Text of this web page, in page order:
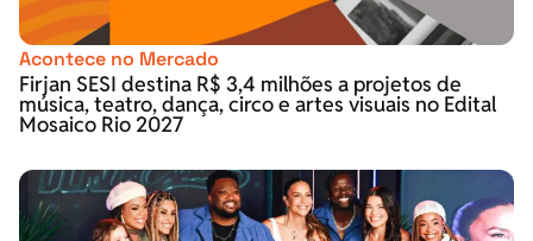
Acontece no Mercado
Firjan SESI destina R$ 3,4 milhões a projetos de
música, teatro, dança, circo e artes visuais no Edital
Mosaico Rio 2027